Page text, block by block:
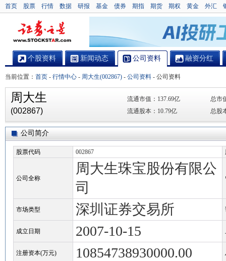
首页 股票 行情 数据 研报 基金 债券 期指 期货 期权 黄金 外汇
个股资料 新闻动态 公司资料 融资分红
当前位置： 首页 - 行情中心 - 周大生(002867) - 公司资料 - 公司资料
周大生
(002867)
流通市值： 137.69亿
总市
流通股本： 10.79亿 总股
公司简介
股票代码 002867
公司全称
周大生珠宝股份有限公
司
市场类型 深圳证券交易所
成立日期 2007-10-15
注册资本(万元) 10854738930000.00